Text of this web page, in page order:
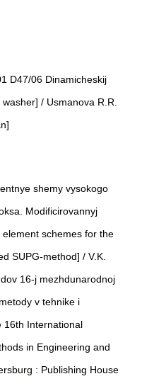
D47/06 Dinamicheskij
/ Usmanova R.R.
shemy vysokogo
Modificirovannyj
schemes for the
SUPG-method] / V.K.
16-j mezhdunarodnoj
v tehnike i
16th International
in Engineering and
: Publishing House